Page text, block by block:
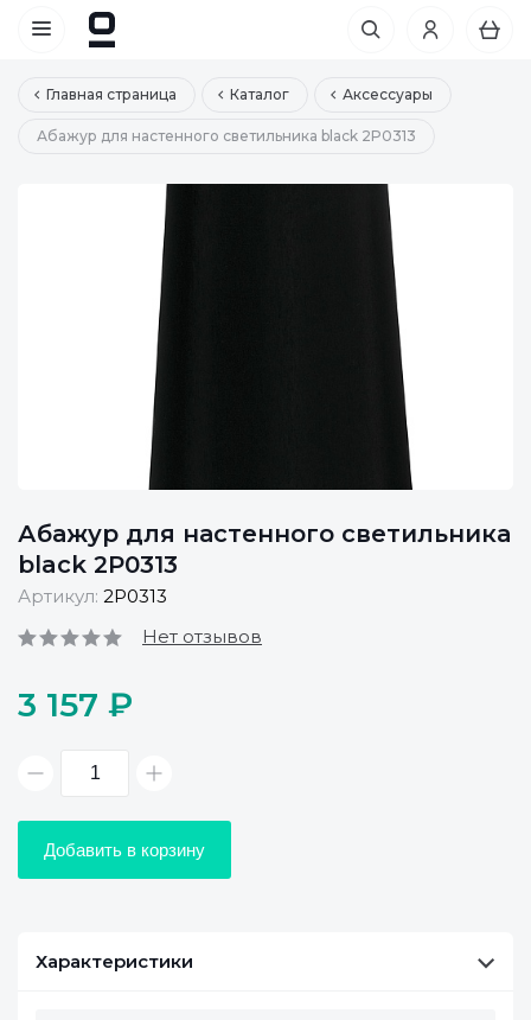
Главная страница Каталог Аксессуары
Абажур для настенного светильника black 2P0313
Абажур для настенного светильника
black 2P0313
Артикул: 2P0313
Нет отзывов
3 157 ₽
Добавить в корзину
Характеристики